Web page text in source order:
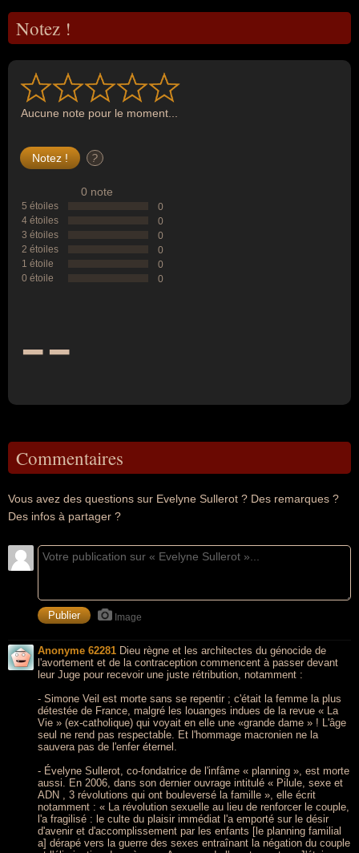
Notez !
Aucune note pour le moment...
?
0 note
5 étoiles
0
4 étoiles
0
3 étoiles
0
2 étoiles
0
1 étoile
0
0 étoile
0
--
Commentaires
Vous avez des questions sur Evelyne Sullerot ? Des remarques ?
Des infos à partager ?
Image
Anonyme 62281 Dieu règne et les architectes du génocide de
l'avortement et de la contraception commencent à passer devant
leur Juge pour recevoir une juste rétribution, notamment :
- Simone Veil est morte sans se repentir ; c'était la femme la plus
détestée de France, malgré les louanges indues de la revue « La
Vie » (ex-catholique) qui voyait en elle une «grande dame » ! L'âge
seul ne rend pas respectable. Et l'hommage macronien ne la
sauvera pas de l'enfer éternel.
- Évelyne Sullerot, co-fondatrice de l'infâme « planning », est morte
aussi. En 2006, dans son dernier ouvrage intitulé « Pilule, sexe et
ADN , 3 révolutions qui ont bouleversé la famille », elle écrit
notamment : « La révolution sexuelle au lieu de renforcer le couple,
l'a fragilisé : le culte du plaisir immédiat l'a emporté sur le désir
d'avenir et d'accomplissement par les enfants [le planning familial
a] dérapé vers la guerre des sexes entraînant la négation du couple